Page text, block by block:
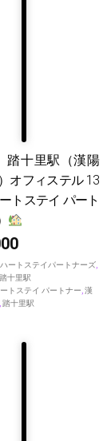
踏十里駅（漢陽
オフィステル 13
トステイ パート
ートステイパートナーズ
踏十里駅
トステイ パートナー 漢
踏十里駅